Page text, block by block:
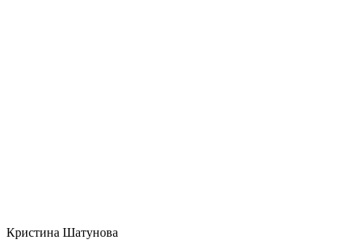
Кристина Шатунова